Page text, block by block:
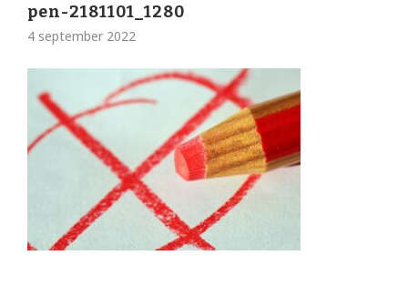
pen-2181101_1280
4 september 2022